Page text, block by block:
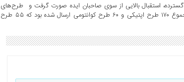
استقبال بالایی از سوی صاحبان ایده صورت گرفت و طرح‌های
پژوهشی و فناورانه متنوعی به ستاد ارسال شد. طرح‌های ارسالی ر مجموع ۱۷۰ طرح اپتیکی و ۶۰ طرح کوانتومی ارسال شده بود که ۵۵ طرح